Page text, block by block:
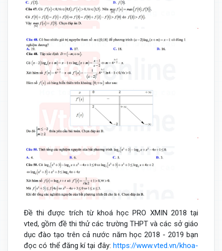
Đề thi được trích từ khoá học PRO XMIN 2018 tại
vted, gồm đề thi thử các trường THPT và các sở giáo
dục đào tạo trên cả nước năm học 2018 - 2019 bạn
đọc có thể đăng kí tại đây: https://www.vted.vn/khoa-